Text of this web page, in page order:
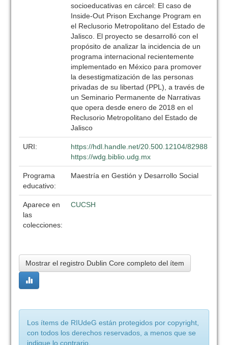
socioeducativas en cárcel: El caso de
Inside-Out Prison Exchange Program en
el Reclusorio Metropolitano del Estado de
Jalisco. El proyecto se desarrolló con el
propósito de analizar la incidencia de un
programa internacional recientemente
implementado en México para promover
la desestigmatización de las personas
privadas de su libertad (PPL), a través de
un Seminario Permanente de Narrativas
que opera desde enero de 2018 en el
Reclusorio Metropolitano del Estado de
Jalisco
URI:
https://hdl.handle.net/20.500.12104/82988
https://wdg.biblio.udg.mx
Programa
educativo:
Maestría en Gestión y Desarrollo Social
Aparece en
las
colecciones:
CUCSH
Mostrar el registro Dublin Core completo del ítem
Los ítems de RIUdeG están protegidos por copyright,
con todos los derechos reservados, a menos que se
indique lo contrario.